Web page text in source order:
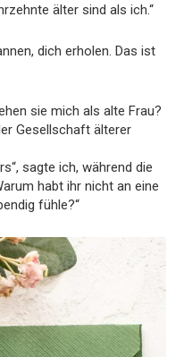
älter sind als ich.“
dich erholen. Das ist
sie mich als alte Frau?
Gesellschaft älterer
sagte ich, während die
habt ihr nicht an eine
fühle?“